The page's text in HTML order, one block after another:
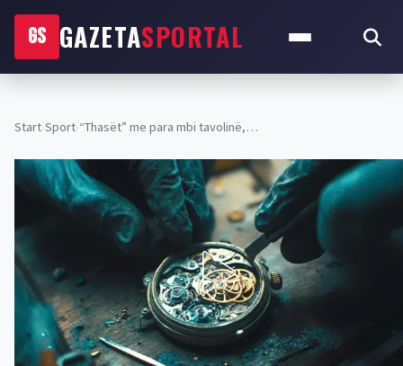
GS GAZETASPORTAL
Start›Sport›“Thasët” me para mbi tavolinë,…